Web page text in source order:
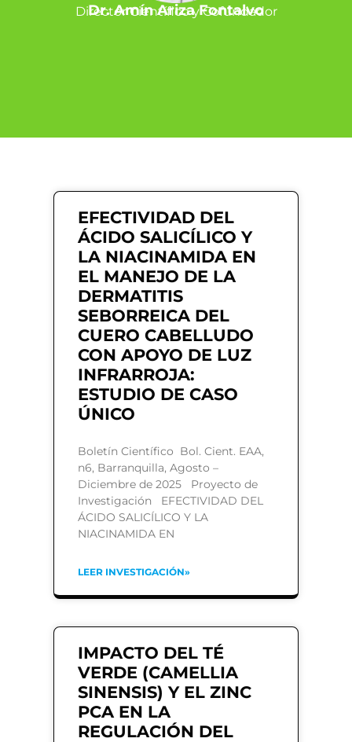
Dr. Amín Ariza Fontalvo
Director Científico y Cofundador
EFECTIVIDAD DEL
ÁCIDO SALICÍLICO Y
LA NIACINAMIDA EN
EL MANEJO DE LA
DERMATITIS
SEBORREICA DEL
CUERO CABELLUDO
CON APOYO DE LUZ
INFRARROJA:
ESTUDIO DE CASO
ÚNICO
Boletín Científico Bol. Cient. EAA,
n6, Barranquilla, Agosto –
Diciembre de 2025 Proyecto de
Investigación EFECTIVIDAD DEL
ÁCIDO SALICÍLICO Y LA
NIACINAMIDA EN
LEER INVESTIGACIÓN»
IMPACTO DEL TÉ
VERDE (CAMELLIA
SINENSIS) Y EL ZINC
PCA EN LA
REGULACIÓN DEL